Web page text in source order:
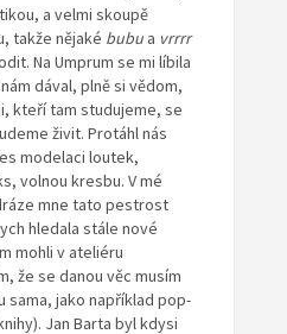
a velmi skoupě
takže nějaké bubua vrrrr
Na Umprum se mi líbila
dával, plně si vědom,
kteří tam studujeme, se
živit. Protáhl nás
modelaci loutek,
volnou kresbu. V mé
mne tato pestrost
hledala stále nové
mohli v ateliéru
že se danou věc musím
sama, jako například pop-
Jan Barta byl kdysi